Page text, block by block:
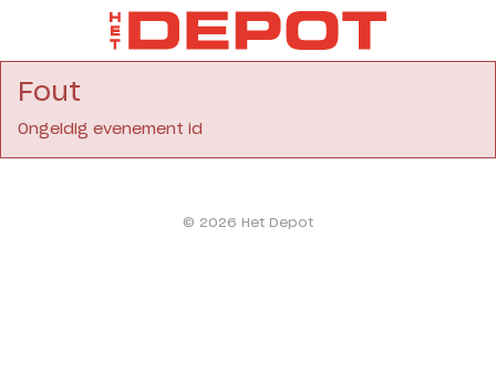
Fout
Ongeldig evenement id
© 2026 Het Depot